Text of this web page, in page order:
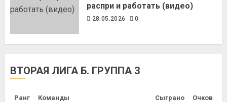
распри и работать (видео)
28.05.2026 0
ВТОРАЯ ЛИГА Б. ГРУППА 3
Ранг Команды Сыграно Очков